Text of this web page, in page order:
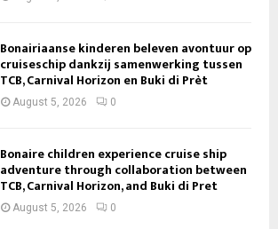
Bonairiaanse kinderen beleven avontuur op
cruiseschip dankzij samenwerking tussen
TCB, Carnival Horizon en Buki di Prèt
August 5, 2026 0
Bonaire children experience cruise ship
adventure through collaboration between
TCB, Carnival Horizon, and Buki di Pret
August 5, 2026 0